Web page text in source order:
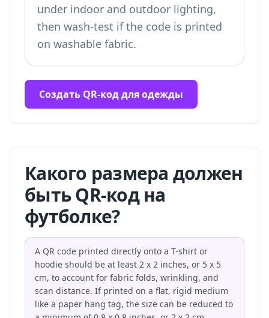
under indoor and outdoor lighting,
then wash-test if the code is printed
on washable fabric.
Создать QR-код для одежды
Какого размера должен
быть QR-код на
футболке?
A QR code printed directly onto a T-shirt or
hoodie should be at least 2 x 2 inches, or 5 x 5
cm, to account for fabric folds, wrinkling, and
scan distance. If printed on a flat, rigid medium
like a paper hang tag, the size can be reduced to